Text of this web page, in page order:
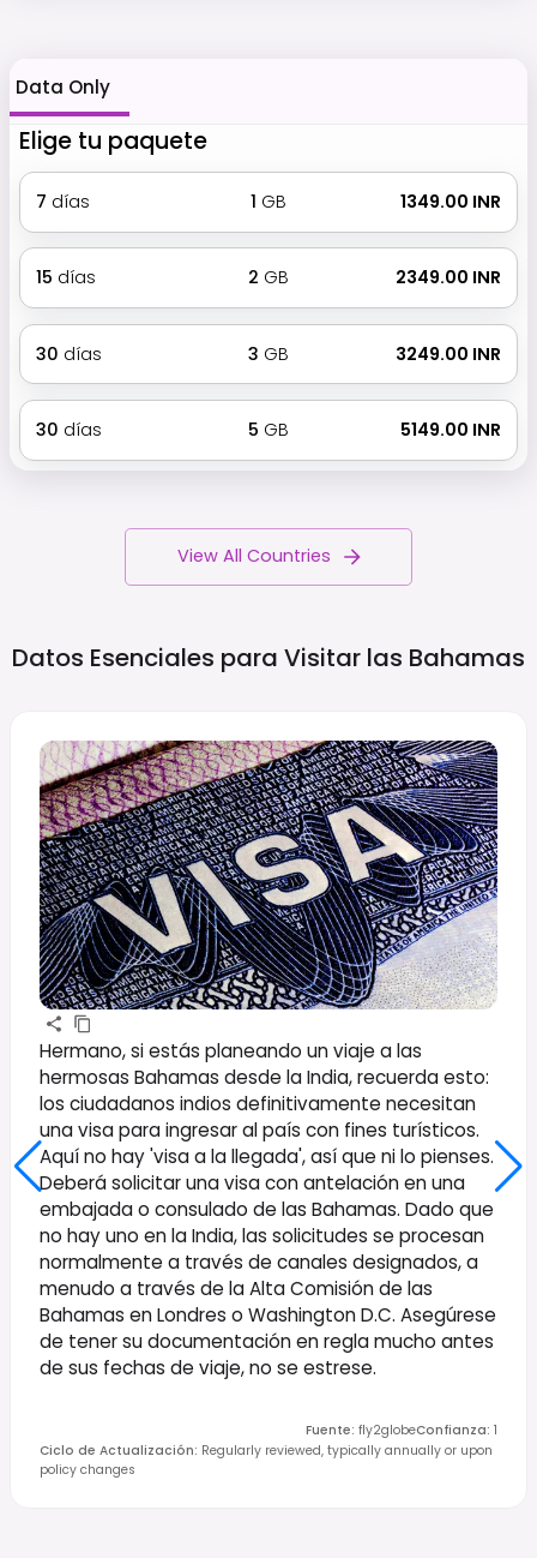
Data Only
Elige tu paquete
7 días 1 GB ₹ 1349.00 INR
15 días 2 GB ₹ 2349.00 INR
30 días 3 GB ₹ 3249.00 INR
30 días 5 GB ₹ 5149.00 INR
View All Countries
Datos Esenciales para Visitar las Bahamas
Hermano, si estás planeando un viaje a las
hermosas Bahamas desde la India, recuerda esto:
los ciudadanos indios definitivamente necesitan
una visa para ingresar al país con fines turísticos.
Aquí no hay 'visa a la llegada', así que ni lo pienses.
Deberá solicitar una visa con antelación en una
embajada o consulado de las Bahamas. Dado que
no hay uno en la India, las solicitudes se procesan
normalmente a través de canales designados, a
menudo a través de la Alta Comisión de las
Bahamas en Londres o Washington D.C. Asegúrese
de tener su documentación en regla mucho antes
de sus fechas de viaje, no se estrese.
Fuente: fly2globeConfianza: 1
Ciclo de Actualización: Regularly reviewed, typically annually or upon
policy changes